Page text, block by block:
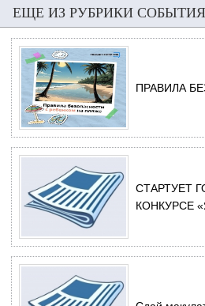
ЕЩЕ ИЗ РУБРИКИ СОБЫТИЯ
ПРАВИЛА
СТАРТУЕТ
КОНКУРСЕ